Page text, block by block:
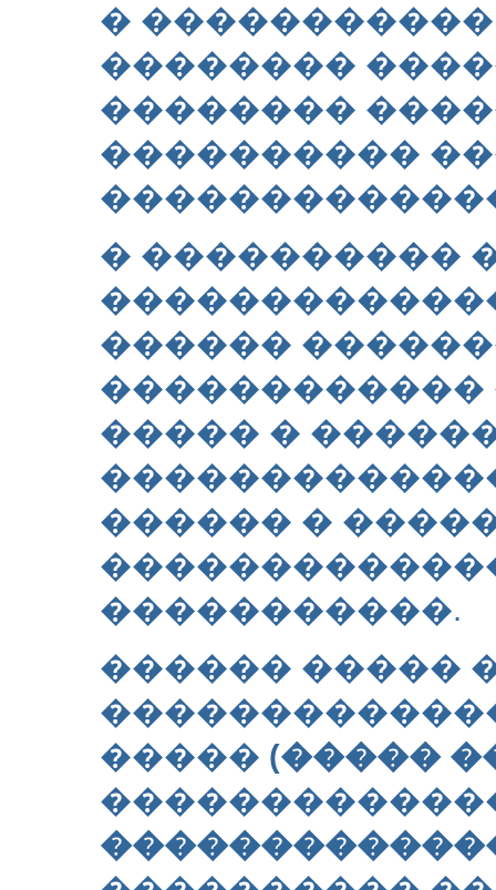
�
��������
��������
����������
� ����������
������
������������
����� �
������ �
�����������.
������ �����
����� (�����